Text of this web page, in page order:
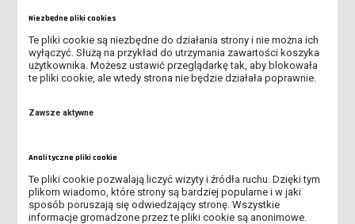
PODSTAWY I ZASTOSOWANIA EKOLOGII KRAJOBRAZU. CZ. 1,
KRAJOBRAZ.
OSIEMNASTOWIECZNE DRUKI LESZCZYŃSKIE W JĘZYKU
POLSKIM
MYŚL EDUKACYJNA W OBLICZU TRANSFORMACJI
Niezbędne pliki cookies
Te pliki cookie są niezbędne do działania strony i nie można ich
wyłączyć. Służą na przykład do utrzymania zawartości koszyka
użytkownika. Możesz ustawić przeglądarkę tak, aby blokowała
te pliki cookie, ale wtedy strona nie będzie działała poprawnie.
Zawsze aktywne
Analityczne pliki cookie
Te pliki cookie pozwalają liczyć wizyty i źródła ruchu. Dzięki tym
plikom wiadomo, które strony są bardziej popularne i w jaki
sposób poruszają się odwiedzający stronę. Wszystkie
informacje gromadzone przez te pliki cookie są anonimowe.